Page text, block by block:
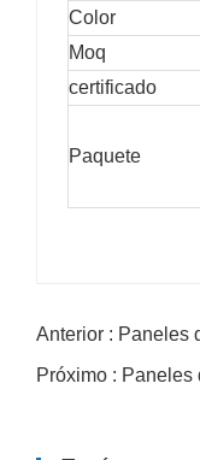
Color
Moq
certificado
Paquete